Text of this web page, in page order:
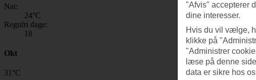
Nat:
24°C
Regnfri dage:
18
Okt
31 °C
"Afvis" accepterer
dine interesser.
Hvis du vil vælge,
klikke på
"Administrer
læse på denne
data er sikre hos